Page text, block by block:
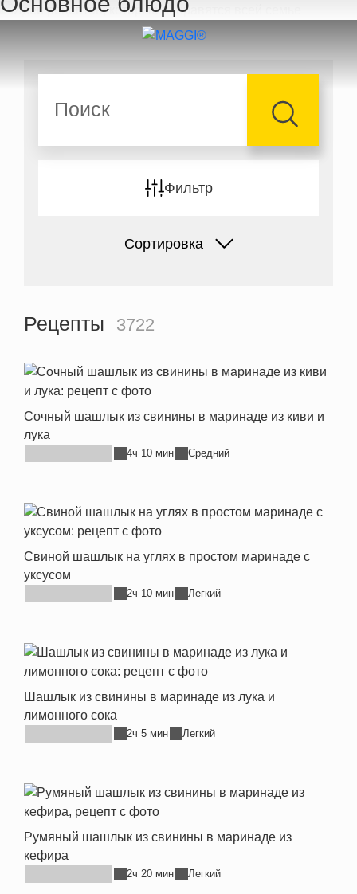
Перейти к основному содержанию
Фильтр
Сортировка
Рецепты 3722
Сочный шашлык из свинины в маринаде из киви и
лука
4ч 10 мин Средний
Свиной шашлык на углях в простом маринаде с
уксусом
2ч 10 мин Легкий
Шашлык из свинины в маринаде из лука и
лимонного сока
2ч 5 мин Легкий
Румяный шашлык из свинины в маринаде из
кефира
2ч 20 мин Легкий